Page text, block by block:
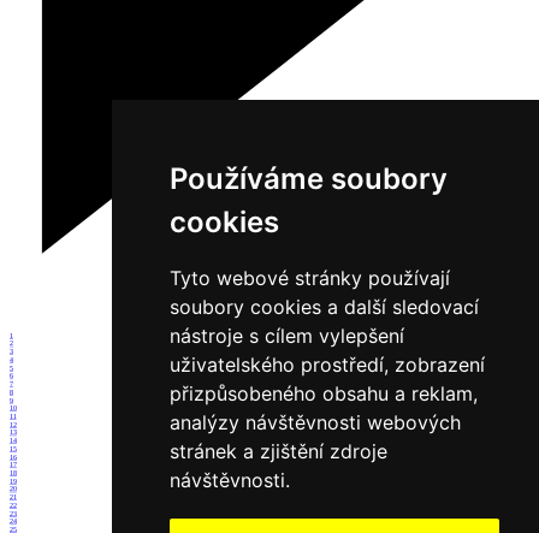
Používáme soubory
cookies
Tyto webové stránky používají
soubory cookies a další sledovací
nástroje s cílem vylepšení
uživatelského prostředí, zobrazení
přizpůsobeného obsahu a reklam,
analýzy návštěvnosti webových
stránek a zjištění zdroje
návštěvnosti.
1
2
3
4
5
6
7
8
9
10
11
12
13
14
15
16
17
18
19
20
21
22
23
24
25